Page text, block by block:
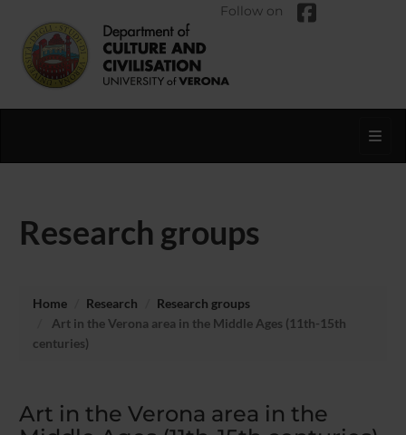
Follow on
Research groups
Home Research
Research groups
Art in the Verona area in the Middle Ages (11th-15th
centuries)
Art in the Verona area in the